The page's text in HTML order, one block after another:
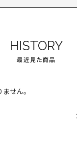
HISTORY
最近見た商品
せん。